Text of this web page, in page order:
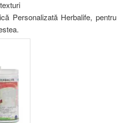
Personalizată Herbalife, pentru